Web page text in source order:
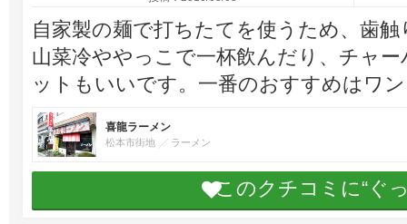
自家製の麺で打ちたてを使うため、歯
山菜冷ややっこで一杯飲んだり、チャ
ットもいいです。一番のおすすめはワ
喜龍ラーメン
松本市街地 ラーメン
このクチコミに“ぐ